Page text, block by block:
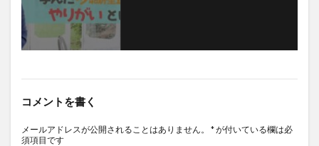
コメントを書く
メールアドレスが公開されることはありません。 *が付いている欄は必
須項目です